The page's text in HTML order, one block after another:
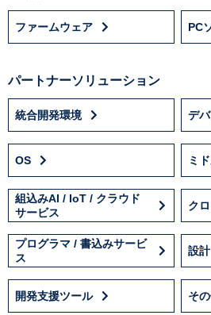
ファームウェア PC
パートナーソリューション
統合開発環境 デ
OS ミ
組込みAI / IoT / クラウド
サービス
ク
プログラマ / 書込みサービ
ス
設
開発支援ツール そ